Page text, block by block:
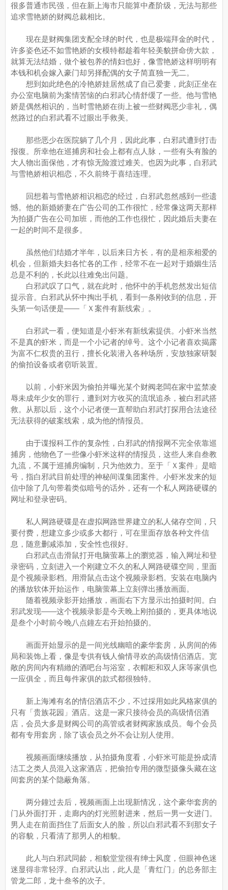
很多普通市民强，但在新上海市只能算中產阶级，无法与那些
追求雪艳娇的财阀总裁相比。
现在是财阀集团支配全球的时代，也是极端拜金的时代，
许多姿色还不如雪艳娇的女模特都趁着年轻美貌拼命傍大款，
就算无法结婚，做个被包养的情妇也好，像雪艳娇这样明明有
本钱和机会嫁入豪门却另择配偶的女子简直独一无二。
想到如此绝色的冷艳娇娃居然成了自己爱妻，此刻正坐在
办公室电脑前为案情苦恼的白邪武心情舒缓了一些。他与雪艳
娇是偶然相识的，当时雪艳娇在街上被一些财阀恶少非礼，偶
然路过的白邪武看不过眼出手救美。
那些恶少在医院躺了几个月，因此此事，白邪武遭到打击
报復。所幸他在巡捕房和社会上都有点人脉，一些有头有脸的
大人物出面保他，才有惊无险渡过难关。也因为此事，白邪武
与雪艳娇相识相恋，不久前终于喜结连理。
回想着与雪艳娇相识相恋的经过，白邪武忽然感到一些遗
憾。他的新婚娇妻在广告公司的工作很忙，经常像这两天那样
为拍摄广告在公司加班，而他的工作也很忙，因此婚后夫妻在
一起的时间不是很多。
虽然他们结婚才半年，以后来日方长，有的是相亲相爱的
机会，但新婚夫妇各忙各的工作，经常不在一起对于婚姻生活
总是不利的，长此以往难免出问题。
白邪武叹了口气，就在此时，他怀中的手机忽然发出短信
提示音。白邪武从怀中掏出手机，看到一条刚收到的信息，开
头第一句话便是——「Ｘ案件有新线索」。
白邪武一看，便知道是小虾米有新线索提供。小虾米当然
不是真的虾米，而是一个小记者的绰号。这个小记者喜欢揭露
为富不仁权贵的丑行，擅长化装潜入各种场所，安放独家研製
的偷拍设备或者窃听装置。
以前，小虾米因为偷拍并曝光某个财阀老闆在家中监禁凌
辱未成年少女的罪行，遭到对方收买的流氓追杀，被白邪武搭
救。从那以后，这个小记者便一直帮助白邪武打探用合法途径
无法获得的破案线索，成为他的情报员。
由于谍报科工作的复杂性，白邪武的情报网不完全依靠巡
捕房，他物色了一些像小虾米这样的情报员，这些人来自叁教
九流，不属于巡捕房编制，只为他效力。至于「Ｘ案件」是暗
号，指白邪武目前处理的神秘间谍集团案件。小虾米发来的短
信中除了几句带着类似暗号的话外，还有一个私人网路硬碟的
网址和登录密码。
私人网路硬碟是在虚拟网路世界建立的私人储存空间，只
要付费，想建立多少或多大都行，可在里面存放各种文件信
息，随意删减添加，安全性也很好。
白邪武点击滑鼠打开电脑萤幕上的瀏览器，输入网址和登
录密码，立刻进入一个刚建立不久的私人网路硬碟空间，里面
是个视频录影档。用滑鼠点击这个视频录影档。安装在电脑内
的播放软体开始运作，电脑萤幕上立刻弹出播放画面。
随着视频录影开始播放，画面右下方显示出拍摄时间。白
邪武发现——这个视频录影是今天晚上刚拍摄的，更具体地说
是叁个小时前今晚八点鐘左右开始拍摄的。
画面开始显示的是一间光线幽暗的豪华套房，从房间的佈
局和装饰上看，像是专供有钱人偷情寻欢的高级情侣酒店。宽
敞的房间内有精緻的酒吧台与浴室，衣帽柜和双人床等家俱也
一应俱全，而且每件家俱的款式都很独特。
新上海滩有名的情侣酒店不少，不过採用如此风格家俱的
只有「贵族花园」酒店。这是一家只接待会员的高级情侣酒
店，会员大多是财阀公司的高管或者财阀家族成员。每个会员
都有专用套房，除了该会员之外不会让别人使用。
视频画面继续播放，从拍摄角度看，小虾米可能是扮成清
洁工之类人员混入这家酒店，把偷拍专用的微型摄像头藏在这
间套房的某个隐蔽角落。
两分鐘过去后，视频画面上出现新情况，这个豪华套房的
门从外面打开，走廊内的灯光照射进来，然后一男一女进门。
男人走在前面挡住了后面女人的脸，所以白邪武看不到那女子
的容貌，只看清了那男人的相貌。
此人与白邪武同龄，相貌堂堂很有绅士风度，但眼神色迷
迷显得非常轻浮。白邪武认出，此人是「青红门」的总务部主
管龙二郎，龙十叁爷的次子。